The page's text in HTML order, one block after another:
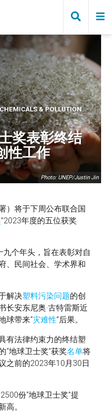
& POLLUTION
奖表彰终结
性工作
Photo: UNEP/Justin Jin
）将于下周公布联合国
”2023年度的五位获奖
九个年头，旨在表彰对自
、民间社会、学术界和
解决塑料污染问题的创
长安东尼奥·古特雷斯近
球带来“灾难性”后果。
有法律约束力的终结塑
“地球卫士奖”获奖名单将
之前的2023年10月30日
份“地球卫士奖”提
高。